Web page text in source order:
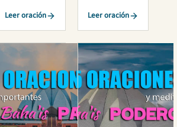
Leer oración Leer oración